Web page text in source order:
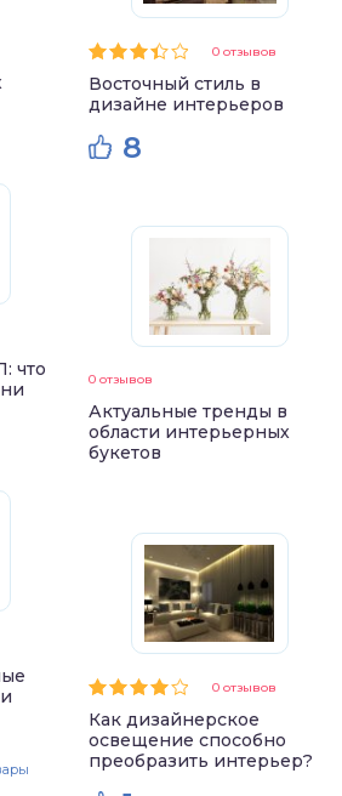
что
0 отзывов
Восточный стиль в
дизайне интерьеров
8
0 отзывов
Актуальные тренды в
области интерьерных
букетов
0 отзывов
Как дизайнерское
освещение способно
преобразить интерьер?